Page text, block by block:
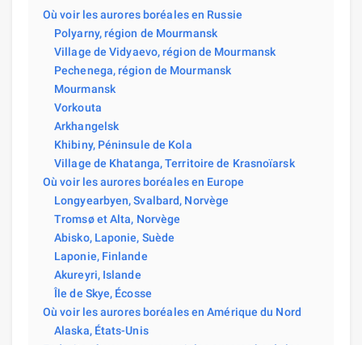
Où voir les aurores boréales en Russie
Polyarny, région de Mourmansk
Village de Vidyaevo, région de Mourmansk
Pechenega, région de Mourmansk
Mourmansk
Vorkouta
Arkhangelsk
Khibiny, Péninsule de Kola
Village de Khatanga, Territoire de Krasnoïarsk
Où voir les aurores boréales en Europe
Longyearbyen, Svalbard, Norvège
Tromsø et Alta, Norvège
Abisko, Laponie, Suède
Laponie, Finlande
Akureyri, Islande
Île de Skye, Écosse
Où voir les aurores boréales en Amérique du Nord
Alaska, États-Unis